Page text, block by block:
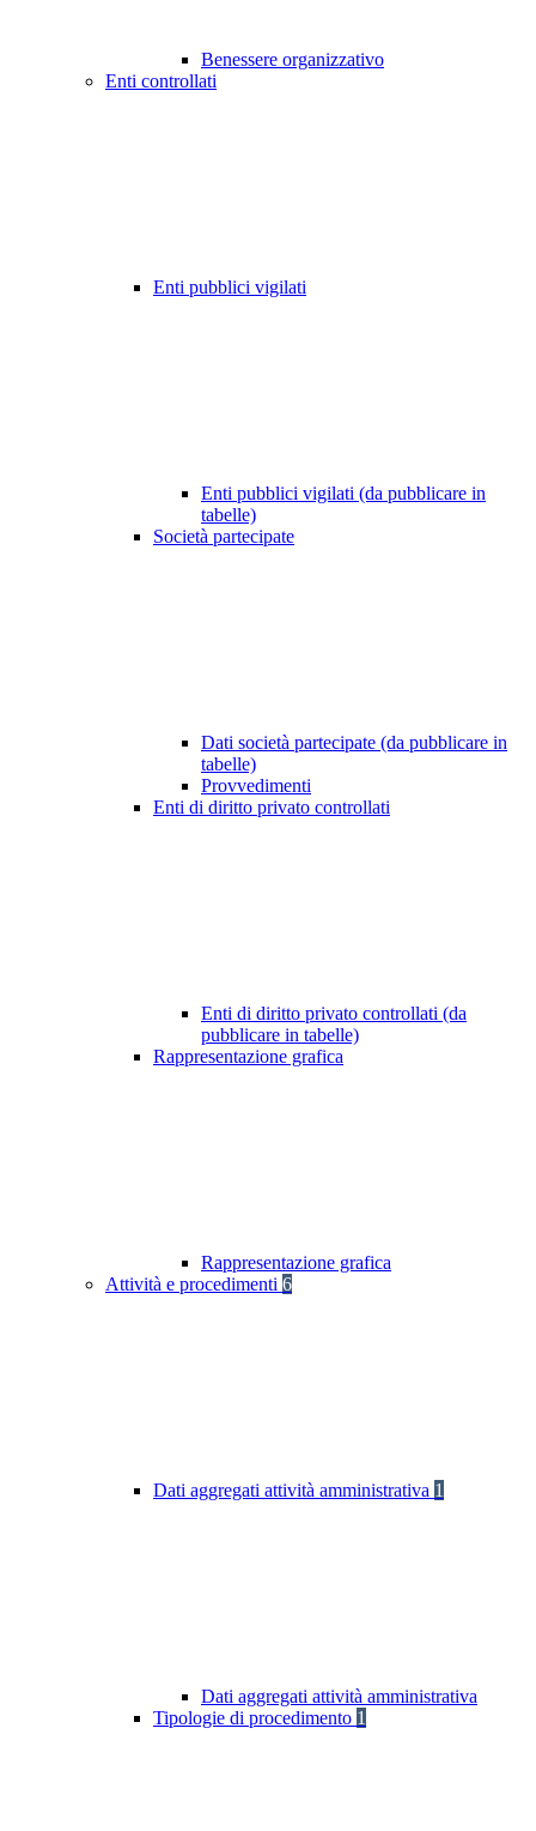
Benessere organizzativo
Enti controllati
Enti pubblici vigilati
Enti pubblici vigilati (da pubblicare in
tabelle)
Società partecipate
Dati società partecipate (da pubblicare in
tabelle)
Provvedimenti
Enti di diritto privato controllati
Enti di diritto privato controllati (da
pubblicare in tabelle)
Rappresentazione grafica
Rappresentazione grafica
Attività e procedimenti 6
Dati aggregati attività amministrativa 1
Dati aggregati attività amministrativa
Tipologie di procedimento 1